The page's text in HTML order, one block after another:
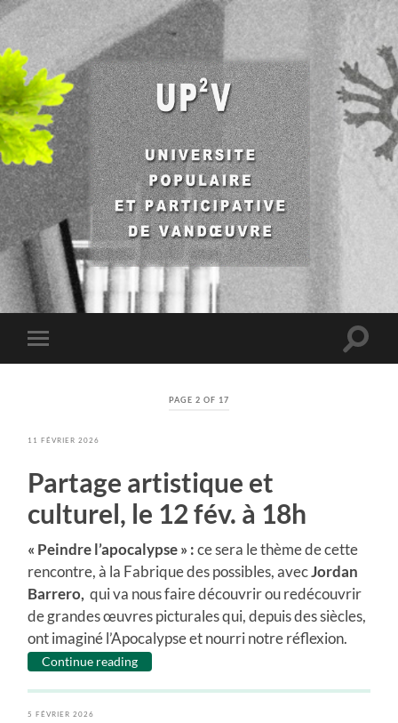
UP2V
Toggle
mobile
Toggle
PAGE 2 OF 17
11 FÉVRIER 2026
Partage artistique et
culturel, le 12 fév. à 18h
« Peindre l’apocalypse » :ce sera le thème de cette
rencontre, à la Fabrique des possibles, avecJordan
Barrero,qui va nous faire découvrir ou redécouvrir
de grandes œuvres picturales qui, depuis des siècles,
ont imaginé l’Apocalypse et nourri notre réflexion.
Continue reading
5 FÉVRIER 2026